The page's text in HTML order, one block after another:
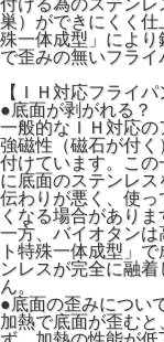
巣）ができにくく
殊一体成型」によ
で歪みの無いフライ
【ＩＨ対応フライ
●底面が剥がれる？
一般的なＩＨ対応
強磁性（磁石が付
付けています。こ
に底面のステンレ
伝わりが悪く、使
くなる場合がありま
一方、バイオタン
ト特殊一体成型」
ンレスが完全に融
ん。
●底面の歪みについ
加熱で底面が歪む